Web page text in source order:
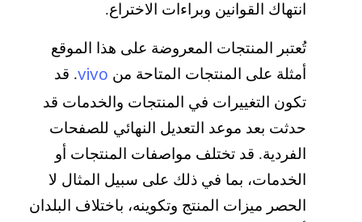
انتهاك القوانين وبراءات الاختراع.
تُعتبر المنتجات المعروضة على هذا الموقع
أمثلة على المنتجات المتاحة من vivo. قد
تكون التغييرات في المنتجات والخدمات قد
حدثت بعد موعد التعديل النهائي للصفحات
الفردية. قد تختلف مواصفات المنتجات أو
الخدمات، بما في ذلك على سبيل المثال لا
الحصر ميزات المنتج وتكوينه، باختلاف البلدان